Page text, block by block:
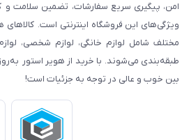
امن، پیگیری سریع سفارشات، تضمین سلامت و
ویژگی‌های این فروشگاه اینترنتی است.
مختلف شامل لوازم خانگی، لوازم شخصی،
طبقه‌بندی می‌شوند. با خرید از هویر استور
بین خوب و عالی در توجه به جزئیات است!